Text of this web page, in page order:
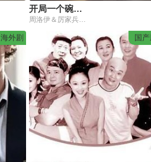
开局一个碗，抄诗上青云
周洛伊＆厉家兵＆江路祺
海外剧 国